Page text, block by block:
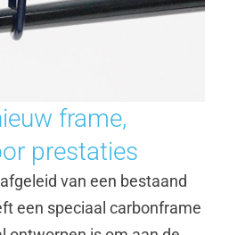
frame,
prestaties
van een bestaand
een speciaal carbonframe